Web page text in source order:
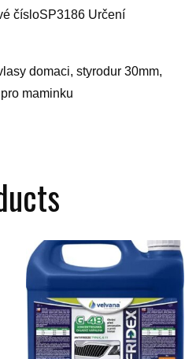
čísloSP3186 Určení
domaci, styrodur 30mm,
maminku